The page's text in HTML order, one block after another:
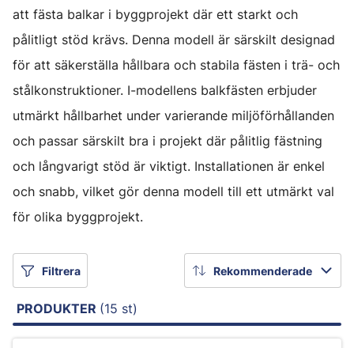
att fästa balkar i byggprojekt där ett starkt och
pålitligt stöd krävs. Denna modell är särskilt designad
för att säkerställa hållbara och stabila fästen i trä- och
stålkonstruktioner. I-modellens balkfästen erbjuder
utmärkt hållbarhet under varierande miljöförhållanden
och passar särskilt bra i projekt där pålitlig fästning
och långvarigt stöd är viktigt. Installationen är enkel
och snabb, vilket gör denna modell till ett utmärkt val
för olika byggprojekt.
Filtrera Rekommenderade
PRODUKTER (15 st)